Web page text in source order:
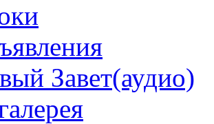
Завет(аудио)